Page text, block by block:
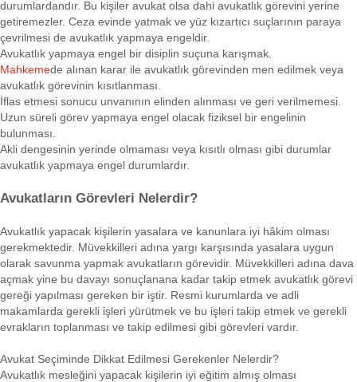
durumlardandır. Bu kişiler avukat olsa dahi avukatlık görevini yerine
getiremezler. Ceza evinde yatmak ve yüz kızartıcı suçlarının paraya
çevrilmesi de avukatlık yapmaya engeldir.
Avukatlık yapmaya engel bir disiplin suçuna karışmak.
Mahkemede alınan karar ile avukatlık görevinden men edilmek veya
avukatlık görevinin kısıtlanması.
İflas etmesi sonucu unvanının elinden alınması ve geri verilmemesi.
Uzun süreli görev yapmaya engel olacak fiziksel bir engelinin
bulunması.
Akli dengesinin yerinde olmaması veya kısıtlı olması gibi durumlar
avukatlık yapmaya engel durumlardır.
Avukatların Görevleri Nelerdir?
Avukatlık yapacak kişilerin yasalara ve kanunlara iyi hâkim olması
gerekmektedir. Müvekkilleri adına yargı karşısında yasalara uygun
olarak savunma yapmak avukatların görevidir. Müvekkilleri adına dava
açmak yine bu davayı sonuçlanana kadar takip etmek avukatlık görevi
gereği yapılması gereken bir iştir. Resmi kurumlarda ve adli
makamlarda gerekli işleri yürütmek ve bu işleri takip etmek ve gerekli
evrakların toplanması ve takip edilmesi gibi görevleri vardır.
Avukat Seçiminde Dikkat Edilmesi Gerekenler Nelerdir?
Avukatlık mesleğini yapacak kişilerin iyi eğitim almış olması